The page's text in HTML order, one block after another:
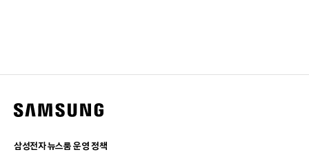
삼성전자 뉴스룸 운영 정책